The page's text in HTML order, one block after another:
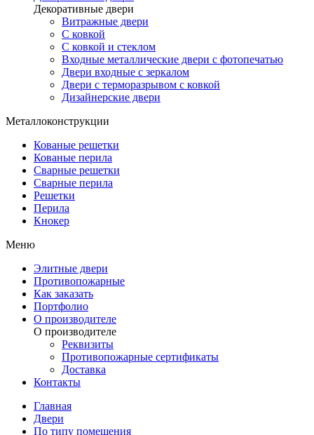
Декоративные двери
Витражные двери
С ковкой
С ковкой и стеклом
Входные металлические двери с фотопечатью
Двери входные с зеркалом
Двери с терморазрывом с ковкой
Дизайнерские двери
Металлоконструкции
Кованые решетки
Кованые перила
Сварные решетки
Сварные перила
Решетки
Перила
Кнокер
Меню
Элитные двери
Противопожарные
Как заказать
Портфолио
О производителе
О производителе
Реквизиты
Противопожарные сертификаты
Доставка
Контакты
Главная
Двери
По типу помещения